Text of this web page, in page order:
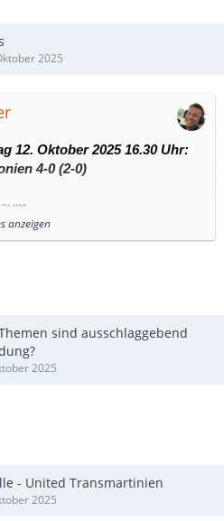
2025
12. Oktober 2025 16.30 Uhr:
4-0 (2-0)
anzeigen
sind ausschlaggebend
2025
- United Transmartinien
2025